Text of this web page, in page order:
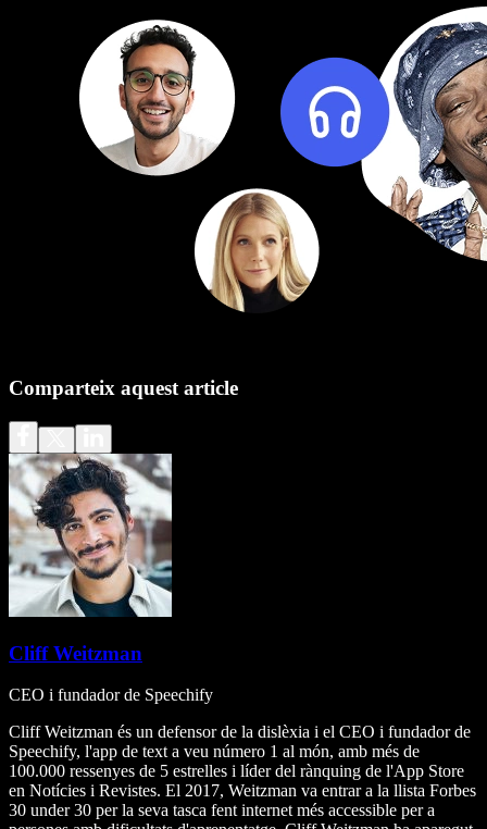
Comparteix aquest article
Cliff Weitzman
CEO i fundador de Speechify
Cliff Weitzman és un defensor de la dislèxia i el CEO i fundador de
Speechify, l'app de text a veu número 1 al món, amb més de
100.000 ressenyes de 5 estrelles i líder del rànquing de l'App Store
en Notícies i Revistes. El 2017, Weitzman va entrar a la llista Forbes
30 under 30 per la seva tasca fent internet més accessible per a